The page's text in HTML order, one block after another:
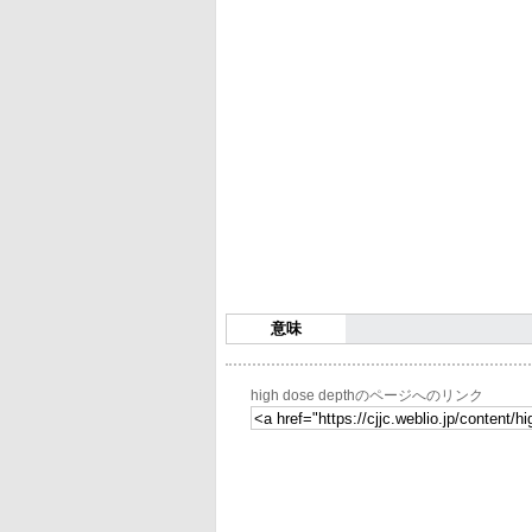
意味
high dose depthのページへのリンク